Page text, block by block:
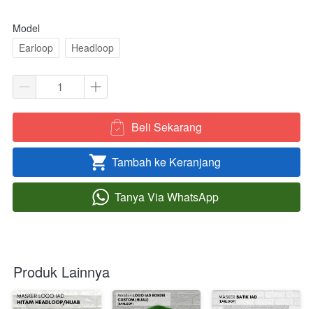
Model
Earloop
Headloop
` Beli Sekarang
` Tambah ke Keranjang
` Tanya Via WhatsApp
Produk Lainnya